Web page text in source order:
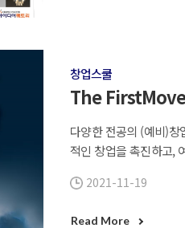
창업스쿨
The
다양한 전공의 (예비)
적인 창업을 촉진하고,
2021-11-19
Read More